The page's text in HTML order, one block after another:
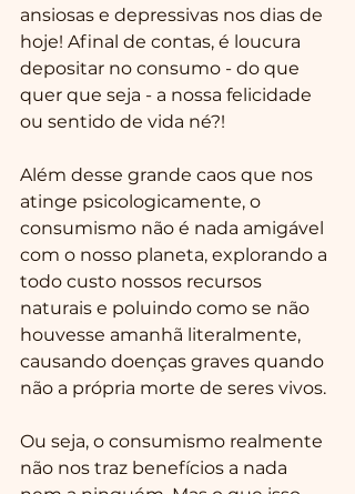
ansiosas e depressivas nos dias de
hoje! Afinal de contas, é loucura
depositar no consumo - do que
quer que seja - a nossa felicidade
ou sentido de vida né?!
Além desse grande caos que nos
atinge psicologicamente, o
consumismo não é nada amigável
com o nosso planeta, explorando a
todo custo nossos recursos
naturais e poluindo como se não
houvesse amanhã literalmente,
causando doenças graves quando
não a própria morte de seres vivos.
Ou seja, o consumismo realmente
não nos traz benefícios a nada